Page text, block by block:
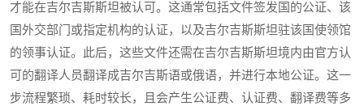
才能在吉尔吉斯斯坦被认可。这通常包括文件签发国的公证、该
国外交部门或指定机构的认证，以及吉尔吉斯斯坦驻该国使领馆
的领事认证。此后，这些文件还需在吉尔吉斯斯坦境内由官方认
可的翻译人员翻译成吉尔吉斯语或俄语，并进行本地公证。这一
步流程繁琐、耗时较长，且会产生公证费、认证费、翻译费等多